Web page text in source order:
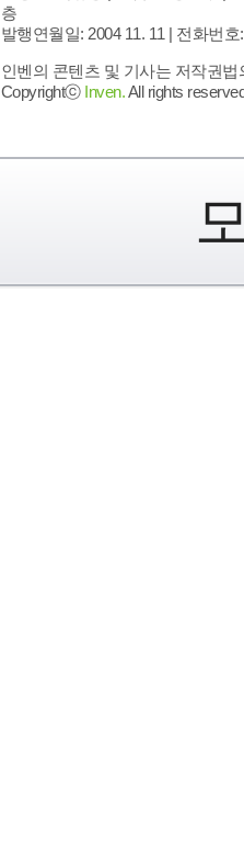
층
발행연월일: 2004 11. 11 | 전화번호
인벤의 콘텐츠 및 기사는 저작권
Copyrightⓒ Inven.All rights